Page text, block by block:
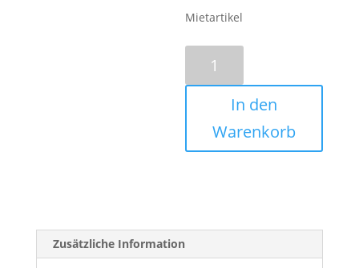
Mietartikel
58A
In den
Warenkorb
Zusätzliche Information